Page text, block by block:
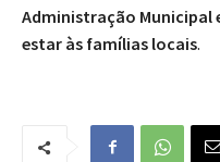
Administração Municipal
estar às famílias locais.